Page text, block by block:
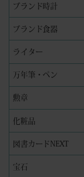
ブランド時計
ブランド食器
ライター
万年筆・ペン
勲章
化粧品
図書カードNEXT
宝石